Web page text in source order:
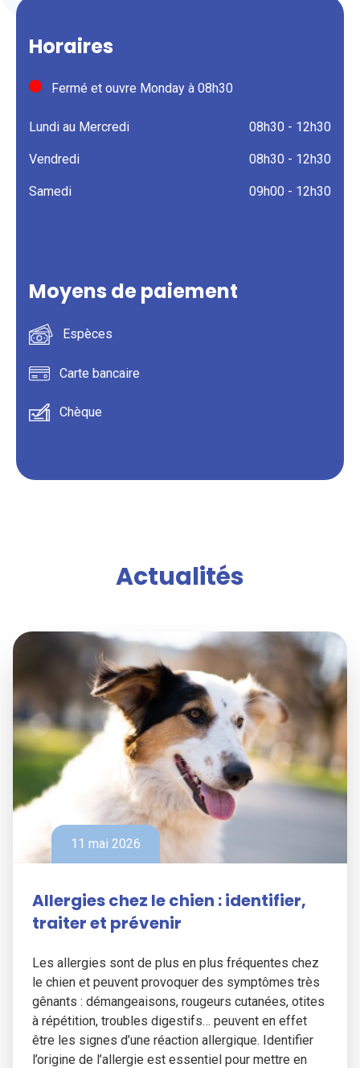
Horaires
Fermé et ouvre Monday à 08h30
Lundi au Mercredi 08h30 - 12h30
Vendredi 08h30 - 12h30
Samedi 09h00 - 12h30
Moyens de paiement
Espèces
Carte bancaire
Chèque
Actualités
11 mai 2026
Allergies chez le chien : identifier,
traiter et prévenir
Les allergies sont de plus en plus fréquentes chez
le chien et peuvent provoquer des symptômes très
gênants : démangeaisons, rougeurs cutanées, otites
à répétition, troubles digestifs… peuvent en effet
être les signes d’une réaction allergique. Identifier
l’origine de l’allergie est essentiel pour mettre en